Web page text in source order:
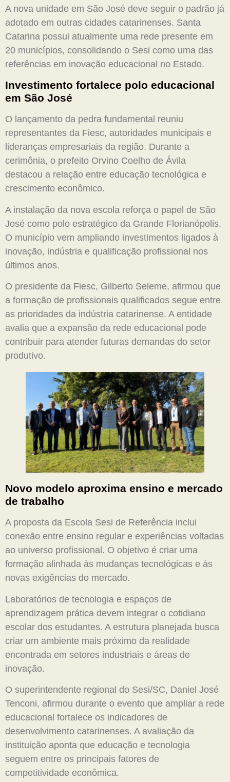
A nova unidade em São José deve seguir o padrão já
adotado em outras cidades catarinenses. Santa
Catarina possui atualmente uma rede presente em
20 municípios, consolidando o Sesi como uma das
referências em inovação educacional no Estado.
Investimento fortalece polo educacional
em São José
O lançamento da pedra fundamental reuniu
representantes da Fiesc, autoridades municipais e
lideranças empresariais da região. Durante a
cerimônia, o prefeito Orvino Coelho de Ávila
destacou a relação entre educação tecnológica e
crescimento econômico.
A instalação da nova escola reforça o papel de São
José como polo estratégico da Grande Florianópolis.
O município vem ampliando investimentos ligados à
inovação, indústria e qualificação profissional nos
últimos anos.
O presidente da Fiesc, Gilberto Seleme, afirmou que
a formação de profissionais qualificados segue entre
as prioridades da indústria catarinense. A entidade
avalia que a expansão da rede educacional pode
contribuir para atender futuras demandas do setor
produtivo.
Novo modelo aproxima ensino e mercado
de trabalho
A proposta da Escola Sesi de Referência inclui
conexão entre ensino regular e experiências voltadas
ao universo profissional. O objetivo é criar uma
formação alinhada às mudanças tecnológicas e às
novas exigências do mercado.
Laboratórios de tecnologia e espaços de
aprendizagem prática devem integrar o cotidiano
escolar dos estudantes. A estrutura planejada busca
criar um ambiente mais próximo da realidade
encontrada em setores industriais e áreas de
inovação.
O superintendente regional do Sesi/SC, Daniel José
Tenconi, afirmou durante o evento que ampliar a rede
educacional fortalece os indicadores de
desenvolvimento catarinenses. A avaliação da
instituição aponta que educação e tecnologia
seguem entre os principais fatores de
competitividade econômica.